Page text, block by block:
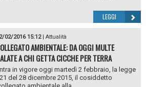
LEGGI
02/2016 15:12| Attualità
AMBIENTALE: DA OGGI MULTE
A CHI GETTA CICCHE PER TERRA
in vigore oggi martedì 2 febbraio, la legge
del 28 dicembre 2015, il cosiddetto